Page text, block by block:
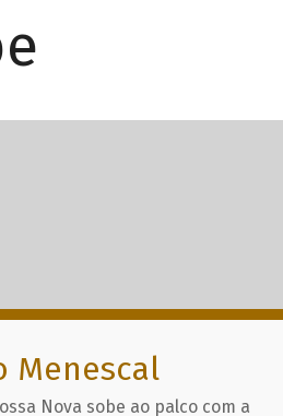
Menescal
Nova sobe ao palco com a